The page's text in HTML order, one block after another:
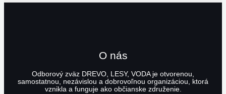
O nás
Odborový zväz DREVO, LESY, VODA je otvorenou,
samostatnou, nezávislou a dobrovoľnou organizáciou, ktorá
vznikla a funguje ako občianske združenie.